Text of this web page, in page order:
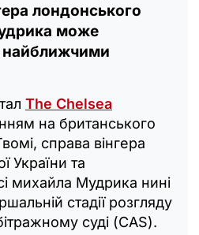
лондонського
може
найближчими
The Chelsea
на британського
справа вінгера
України та
михайла Мудрика нині
стадії розгляду
суді (CAS).